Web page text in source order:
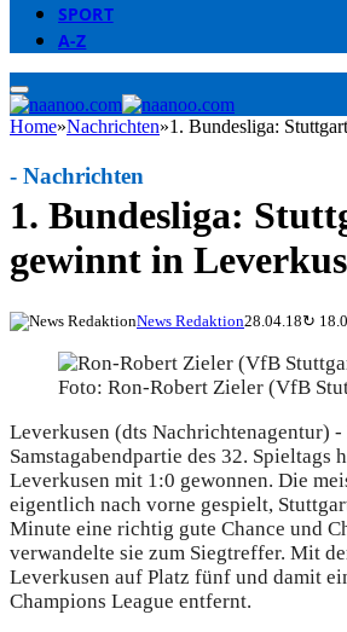
SPORT
A-Z
Home»Nachrichten»1. Bundesliga:
1. Bundesliga:
gewinnt in
- Nachrichten
News Redaktion28.04.18↻
Foto: Ron-Robert Zieler (VfB
Leverkusen (dts Nachrichtenagentur)
Samstagabendpartie des 32. Spieltags
Leverkusen mit 1:0 gewonnen. Die
eigentlich nach vorne gespielt,
Minute eine richtig gute Chance und
verwandelte sie zum Siegtreffer. Mit
Leverkusen auf Platz fünf und damit
Champions League entfernt.